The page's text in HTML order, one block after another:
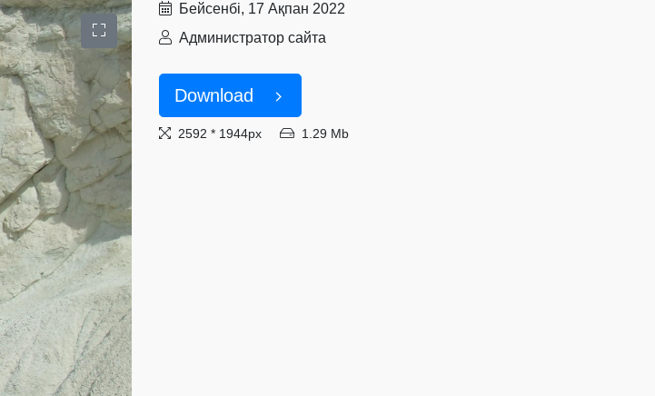
Бейсенбі, 17 Ақпан 2022
Администратор сайта
Download
2592 * 1944px 1.29 Mb